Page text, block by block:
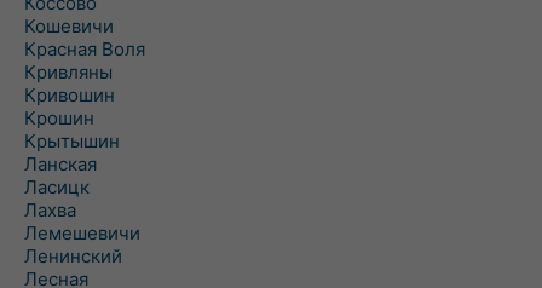
Кошевичи
Красная Воля
Кривляны
Кривошин
Крошин
Крытышин
Ланская
Ласицк
Лахва
Лемешевичи
Ленинский
Лесная